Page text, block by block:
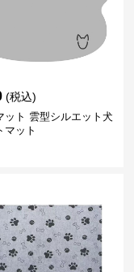
(税込)
ット 雲型シルエット犬
マット